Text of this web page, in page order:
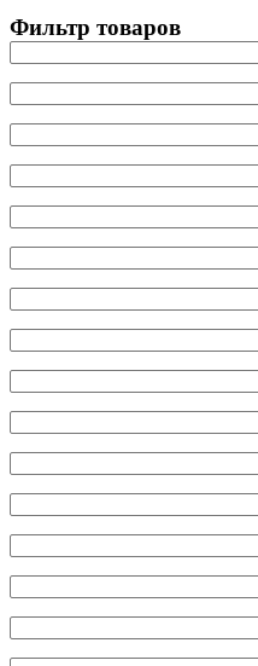
Фильтр товаров